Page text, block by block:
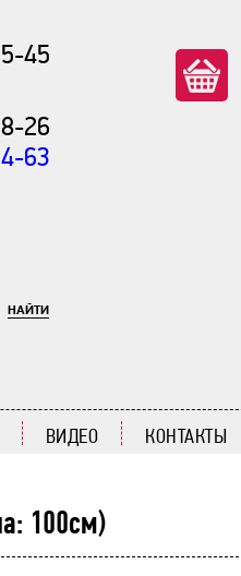
45
26
63
НАЙТИ
ВИДЕО КОНТАКТЫ
100см)